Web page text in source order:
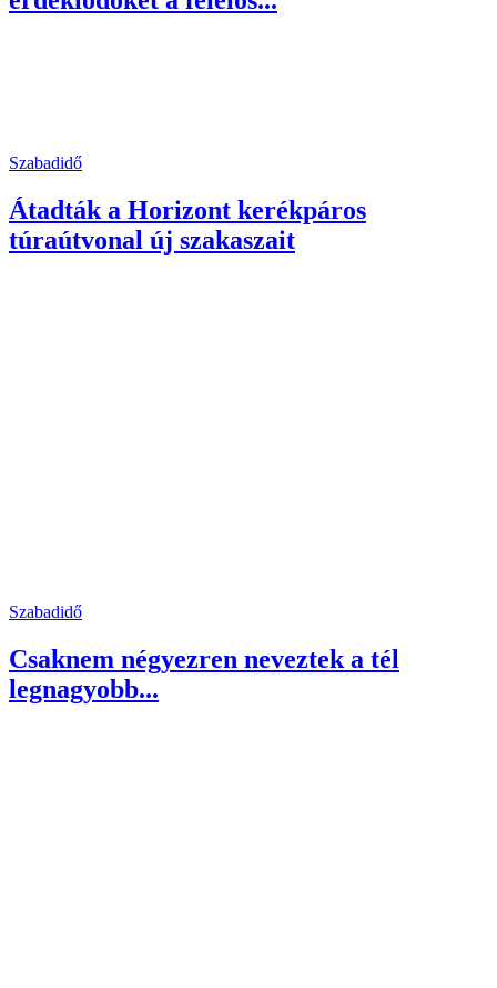
Szabadidő
Átadták a Horizont kerékpáros
túraútvonal új szakaszait
Szabadidő
Csaknem négyezren neveztek a tél
legnagyobb...